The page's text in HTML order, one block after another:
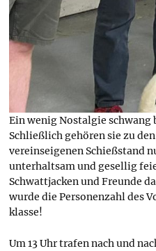
Ein wenig Nostalgie schwang
Schließlich gehören sie zu
vereinseigenen Schießstand
unterhaltsam und gesellig
Schwattjacken und Freunde
wurde die Personenzahl des
klasse!
Um 13 Uhr trafen nach und